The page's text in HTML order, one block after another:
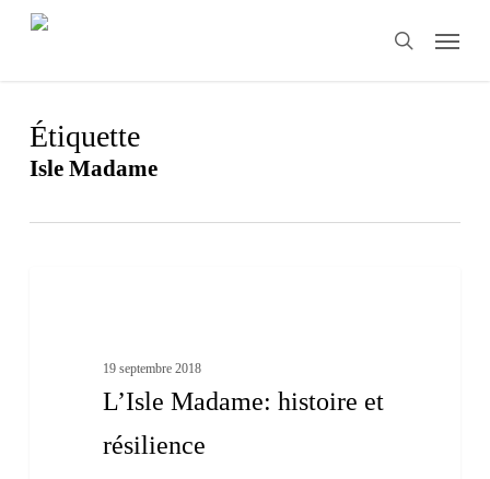
search
Menu
Étiquette
Isle Madame
19 septembre 2018
L’Isle Madame: histoire et
résilience